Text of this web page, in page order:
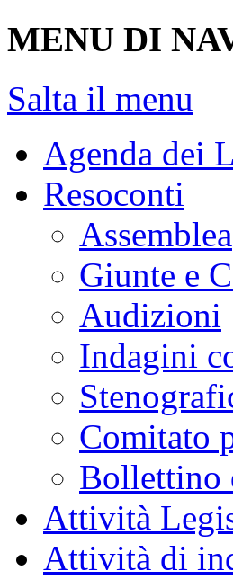
MENU DI
Salta il menu
Agenda dei
Resoconti
Assemblea
Giunte e
Audizioni
Indagini
Comitato
Bollettino
Attività
Attività di